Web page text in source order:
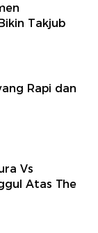
Takjub
Rapi dan
Vs
Atas The